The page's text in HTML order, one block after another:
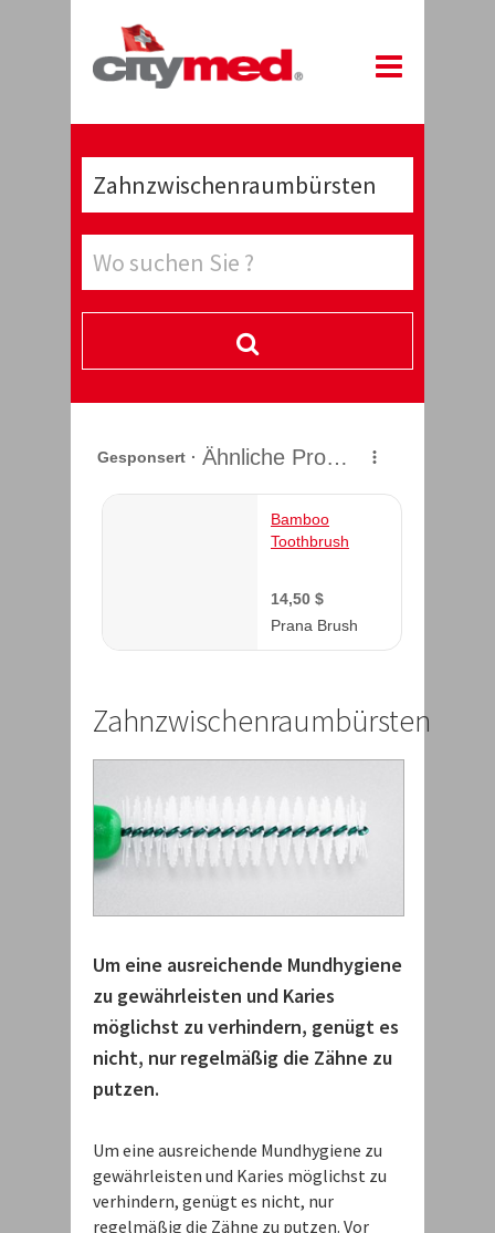
Zahnzwischenraumbürsten
Um eine ausreichende Mundhygiene
zu gewährleisten und Karies
möglichst zu verhindern, genügt es
nicht, nur regelmäßig die Zähne zu
putzen.
Um eine ausreichende Mundhygiene zu
gewährleisten und Karies möglichst zu
verhindern, genügt es nicht, nur
regelmäßig die Zähne zu putzen. Vor